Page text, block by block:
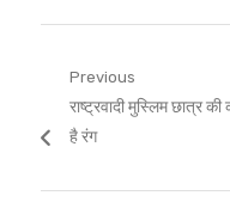
Post
navigation
Previous
Previous
post:
राष्ट्रवादी मुस्लिम छात्र की
है रंग